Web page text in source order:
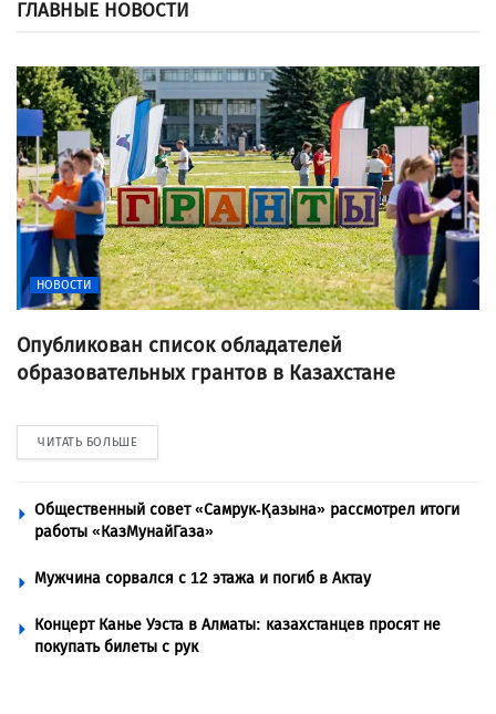
ГЛАВНЫЕ НОВОСТИ
НОВОСТИ
Опубликован список обладателей
образовательных грантов в Казахстане
ЧИТАТЬ БОЛЬШЕ
Общественный совет «Самрук-Қазына» рассмотрел итоги
работы «КазМунайГаза»
Мужчина сорвался с 12 этажа и погиб в Актау
Концерт Канье Уэста в Алматы: казахстанцев просят не
покупать билеты с рук